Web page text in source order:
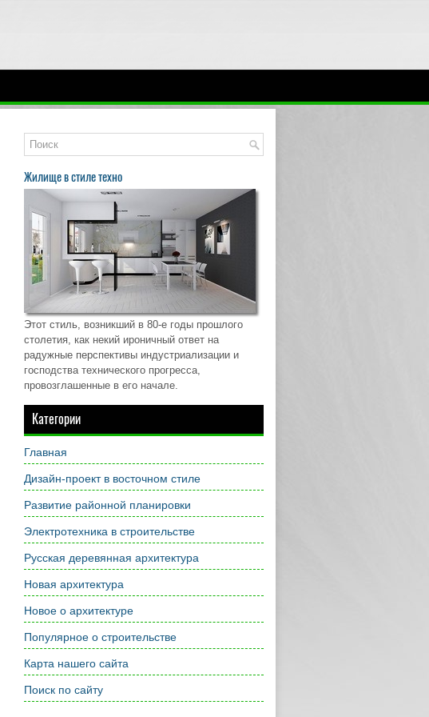
Жилище в стиле техно
Этот стиль, возникший в 80-е годы прошлого
столетия, как некий ироничный ответ на
радужные перспективы индустриализации и
господства технического прогресса,
провозглашенные в его начале.
Категории
Главная
Дизайн-проект в восточном стиле
Развитие районной планировки
Электротехника в строительстве
Русская деревянная архитектура
Новая архитектура
Новое о архитектуре
Популярное о строительстве
Карта нашего сайта
Поиск по сайту